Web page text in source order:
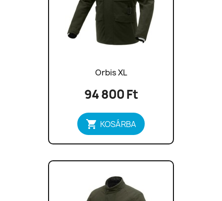
Orbis XL
94 800 Ft
 KOSÁRBA